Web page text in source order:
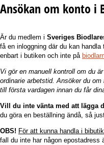
Ansökan om konto i
Är du medlem i Sveriges
få en inloggning där du kan
enbart i butiken och inte på
Vi gör en manuell kontroll om du
ordinarie arbetstid. Ansöker du
till första vardagen innan du får
Vill du inte vänta med att lägga
du göra en beställning ändå, så
OBS! För att kunna handla i
fall du inte har någon